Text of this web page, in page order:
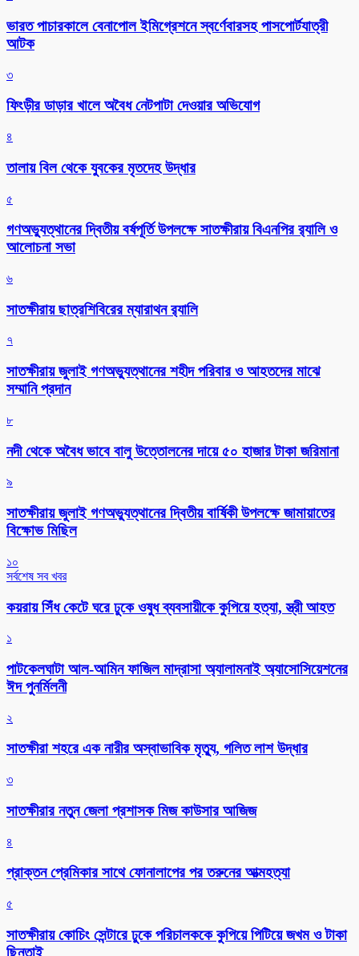
ভারত পাচারকালে বেনাপোল ইমিগ্রেশনে স্বর্ণেবারসহ পাসপোর্টযাত্রী
আটক
৩
ফিংড়ীর ডাড়ার খালে অবৈধ নেটপাটা দেওয়ার অভিযোগ
৪
তালায় বিল থেকে যুবকের মৃতদেহ উদ্ধার
৫
গণঅভ্যুত্থানের দ্বিতীয় বর্ষপূর্তি উপলক্ষে সাতক্ষীরায় বিএনপির র‌্যালি ও
আলোচনা সভা
৬
সাতক্ষীরায় ছাত্রশিবিরের ম্যারাথন র‌্যালি
৭
সাতক্ষীরায় জুলাই গণঅভ্যুত্থানের শহীদ পরিবার ও আহতদের মাঝে
সম্মানি প্রদান
৮
নদী থেকে অবৈধ ভাবে বালু উত্তোলনের দায়ে ৫০ হাজার টাকা জরিমানা
৯
সাতক্ষীরায় জুলাই গণঅভ্যুত্থানের দ্বিতীয় বার্ষিকী উপলক্ষে জামায়াতের
বিক্ষোভ মিছিল
১০
সর্বশেষ সব খবর
কয়রায় সিঁধ কেটে ঘরে ঢুকে ওষুধ ব্যবসায়ীকে কুপিয়ে হত্যা, স্ত্রী আহত
১
পাটকেলঘাটা আল-আমিন ফাজিল মাদ্রাসা অ্যালামনাই অ্যাসোসিয়েশনের
ঈদ পুনর্মিলনী
২
সাতক্ষীরা শহরে এক নারীর অস্বাভাবিক মৃত্যু, গলিত লাশ উদ্ধার
৩
সাতক্ষীরার নতুন জেলা প্রশাসক মিজ কাউসার আজিজ
৪
প্রাক্তন প্রেমিকার সাথে ফোনালাপের পর তরুনের আত্মহত্যা
৫
সাতক্ষীরায় কোচিং সেন্টারে ঢুকে পরিচালককে কুপিয়ে পিটিয়ে জখম ও টাকা
ছিনতাই